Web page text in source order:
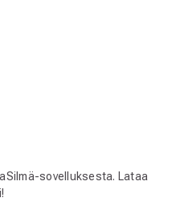
sovelluksesta. Lataa